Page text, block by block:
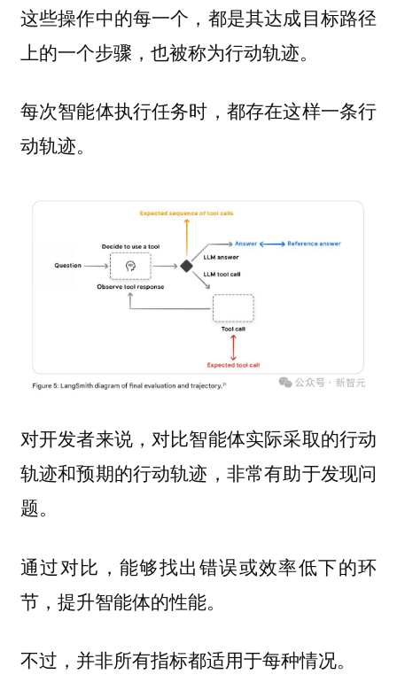
这些操作中的每一个，都是其达成目标路径
上的一个步骤，也被称为行动轨迹。
每次智能体执行任务时，都存在这样一条行
动轨迹。
对开发者来说，对比智能体实际采取的行动
轨迹和预期的行动轨迹，非常有助于发现问
题。
通过对比，能够找出错误或效率低下的环
节，提升智能体的性能。
不过，并非所有指标都适用于每种情况。